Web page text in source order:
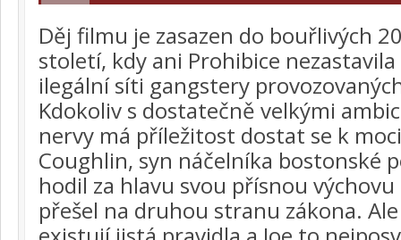
Děj filmu je zasazen do bouřlivých
století, kdy ani Prohibice
ilegální síti gangstery
Kdokoliv s dostatečně velkými
nervy má příležitost dostat se k
Coughlin, syn náčelníka bostonské
hodil za hlavu svou přísnou
přešel na druhou stranu zákona.